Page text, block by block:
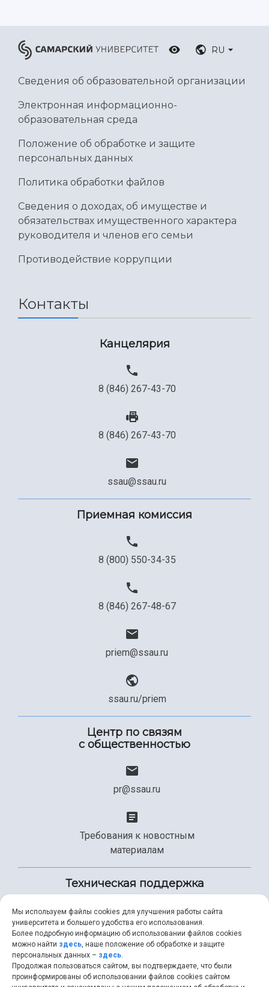
RU
Сведения об образовательной организации
Электронная информационно-
образовательная среда
Положение об обработке и защите
персональных данных
Политика обработки файлов
Сведения о доходах, об имуществе и
обязательствах имущественного характера
руководителя и членов его семьи
Противодействие коррупции
Контакты
Канцелярия
8 (846) 267-43-70
8 (846) 267-43-70
ssau@ssau.ru
Приемная комиссия
8 (800) 550-34-35
8 (846) 267-48-67
priem@ssau.ru
ssau.ru/priem
Центр по связям
с общественностью
pr@ssau.ru
Требования к новостным
материалам
Техническая поддержка
+7 (846) 267-49-99
help@ssau.ru
Мы используем файлы cookies для улучшения работы сайта
университета и большего удобства его использования.
Более подробную информацию об использовании файлов cookies
можно найти здесь, наше положение об обработке и защите
персональных данных – здесь.
Продолжая пользоваться сайтом, вы подтверждаете, что были
проинформированы об использовании файлов cookies сайтом